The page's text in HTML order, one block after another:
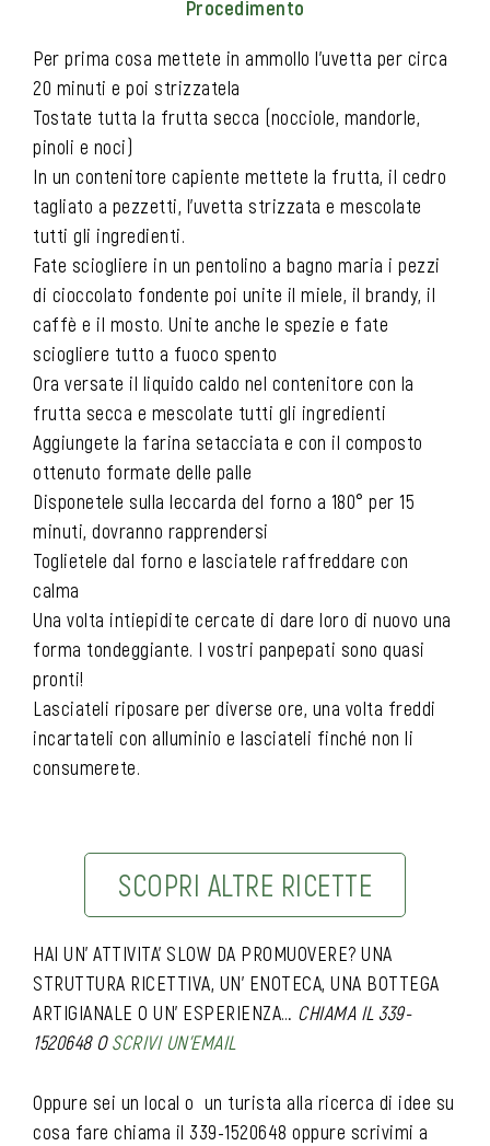
Procedimento
Per prima cosa mettete in ammollo l’uvetta per circa
20 minuti e poi strizzatela
Tostate tutta la frutta secca (nocciole, mandorle,
pinoli e noci)
In un contenitore capiente mettete la frutta, il cedro
tagliato a pezzetti, l’uvetta strizzata e mescolate
tutti gli ingredienti.
Fate sciogliere in un pentolino a bagno maria i pezzi
di cioccolato fondente poi unite il miele, il brandy, il
caffè e il mosto. Unite anche le spezie e fate
sciogliere tutto a fuoco spento
Ora versate il liquido caldo nel contenitore con la
frutta secca e mescolate tutti gli ingredienti
Aggiungete la farina setacciata e con il composto
ottenuto formate delle palle
Disponetele sulla leccarda del forno a 180° per 15
minuti, dovranno rapprendersi
Toglietele dal forno e lasciatele raffreddare con
calma
Una volta intiepidite cercate di dare loro di nuovo una
forma tondeggiante. I vostri panpepati sono quasi
pronti!
Lasciateli riposare per diverse ore, una volta freddi
incartateli con alluminio e lasciateli finché non li
consumerete.
SCOPRI ALTRE RICETTE
HAI UN’ ATTIVITA’ SLOW DA PROMUOVERE? UNA
STRUTTURA RICETTIVA, UN’ ENOTECA, UNA BOTTEGA
ARTIGIANALE O UN’ ESPERIENZA… CHIAMA IL 339-
1520648 OSCRIVI UN’EMAIL
Oppure sei un local o un turista alla ricerca di idee su
cosa fare chiama il 339-1520648 oppure scrivimi a